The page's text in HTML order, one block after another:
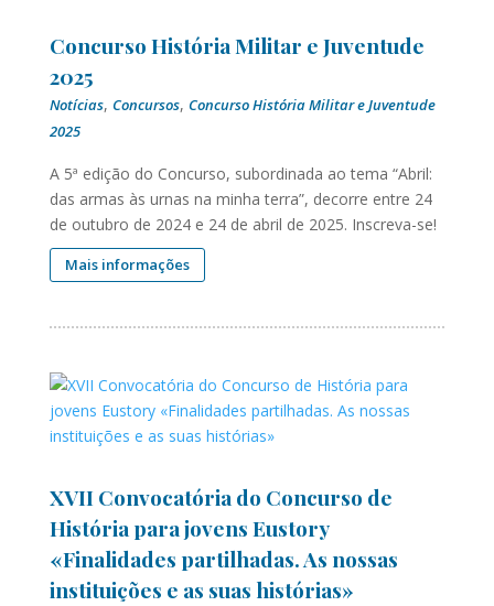
Concurso História Militar e Juventude
2025
Notícias, Concursos, Concurso História Militar e Juventude
2025
A 5ª edição do Concurso, subordinada ao tema “Abril:
das armas às urnas na minha terra”, decorre entre 24
de outubro de 2024 e 24 de abril de 2025. Inscreva-se!
Mais informações
XVII Convocatória do Concurso de
História para jovens Eustory
«Finalidades partilhadas. As nossas
instituições e as suas histórias»